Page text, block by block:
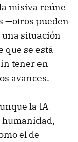
misiva reúne
—otros pueden
situación
que se está
tener en
avances.
la IA
humanidad,
el de